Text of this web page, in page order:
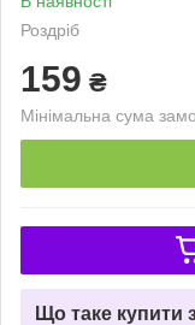
Роздріб
159 ₴
Мінімальна сума
Що таке купити